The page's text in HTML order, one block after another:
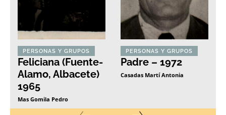
PERSONAS Y GRUPOS
Feliciana (Fuente-
Alamo, Albacete)
1965
Mas Gomila Pedro
PERSONAS Y GRUPOS
Padre – 1972
Casadas Martí Antonia